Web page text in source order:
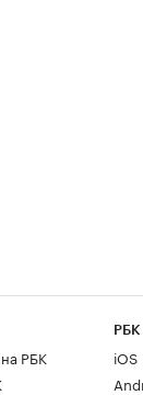
РБК
РБК
iOS